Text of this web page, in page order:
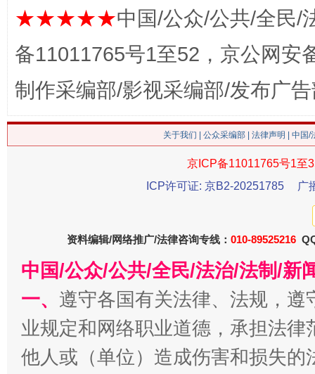
这是一记警钟！ 谢
在谋一域中谋全局
今
★★★★★中国/公众/公共/全民/
备11011765号1至52，京公网安
制作采编部/影视采编部/发布广
关于我们 公众采编部 法律声明 | 中国
京ICP备11011765号1至
ICP许可证: 京B2-20251785
广
资料编辑/网络推广/法律咨询专线： 010-89525216
中国/公众/公共/全民/法治/法制/新
一、 遵守各国有关法律、法规，
业规定和网络职业道德，承担法
他人或（单位）造成伤害和损失